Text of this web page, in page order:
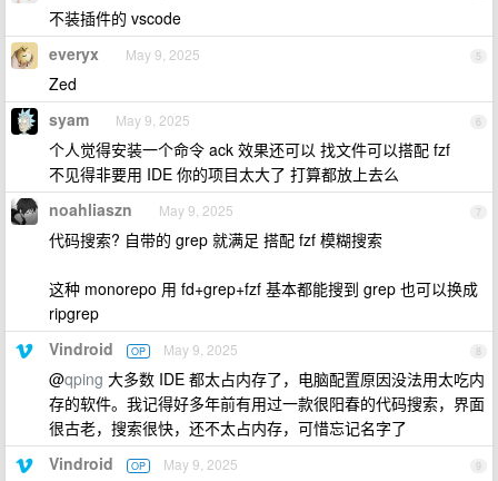
不装插件的 vscode
5
everyx May 9, 2025
Zed
6
syam May 9, 2025
个人觉得安装一个命令 ack 效果还可以 找文件可以搭配 fzf
不见得非要用 IDE 你的项目太大了 打算都放上去么
7
noahliaszn May 9, 2025
代码搜索? 自带的 grep 就满足 搭配 fzf 模糊搜索
这种 monorepo 用 fd+grep+fzf 基本都能搜到 grep 也可以换成
ripgrep
8
Vindroid OP May 9, 2025
@qping 大多数 IDE 都太占内存了，电脑配置原因没法用太吃内
存的软件。我记得好多年前有用过一款很阳春的代码搜索，界面
很古老，搜索很快，还不太占内存，可惜忘记名字了
9
Vindroid OP May 9, 2025